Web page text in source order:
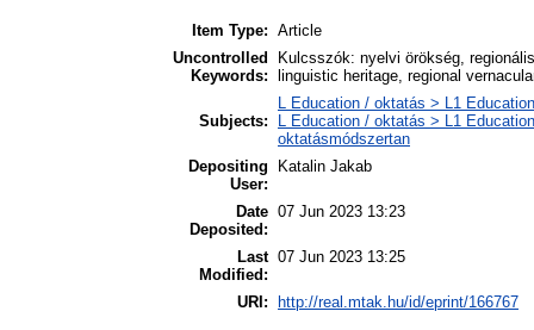
Item Type: Article
Uncontrolled
Keywords:
Kulcsszók: nyelvi örökség,
linguistic heritage, regional
Subjects:
L Education / oktatás > L1
L Education / oktatás > L1
oktatásmódszertan
Depositing
User:
Katalin Jakab
Date
Deposited:
07 Jun 2023 13:23
Last
Modified:
07 Jun 2023 13:25
URI: http://real.mtak.hu/id/eprint/166767